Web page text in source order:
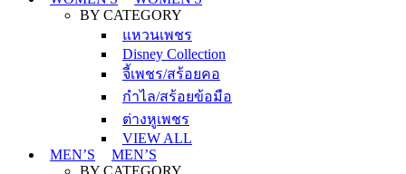
BY CATEGORY
แหวนเพชร
Disney Collection
จี้เพชร/สร้อยคอ
กำไล/สร้อยข้อมือ
ต่างหูเพชร
VIEW ALL
MEN’S
MEN’S
BY CATEGORY